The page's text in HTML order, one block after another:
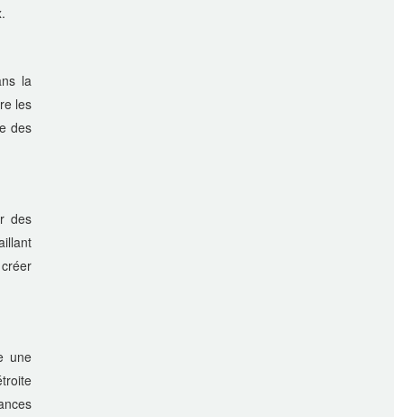
la
les
des
des
une